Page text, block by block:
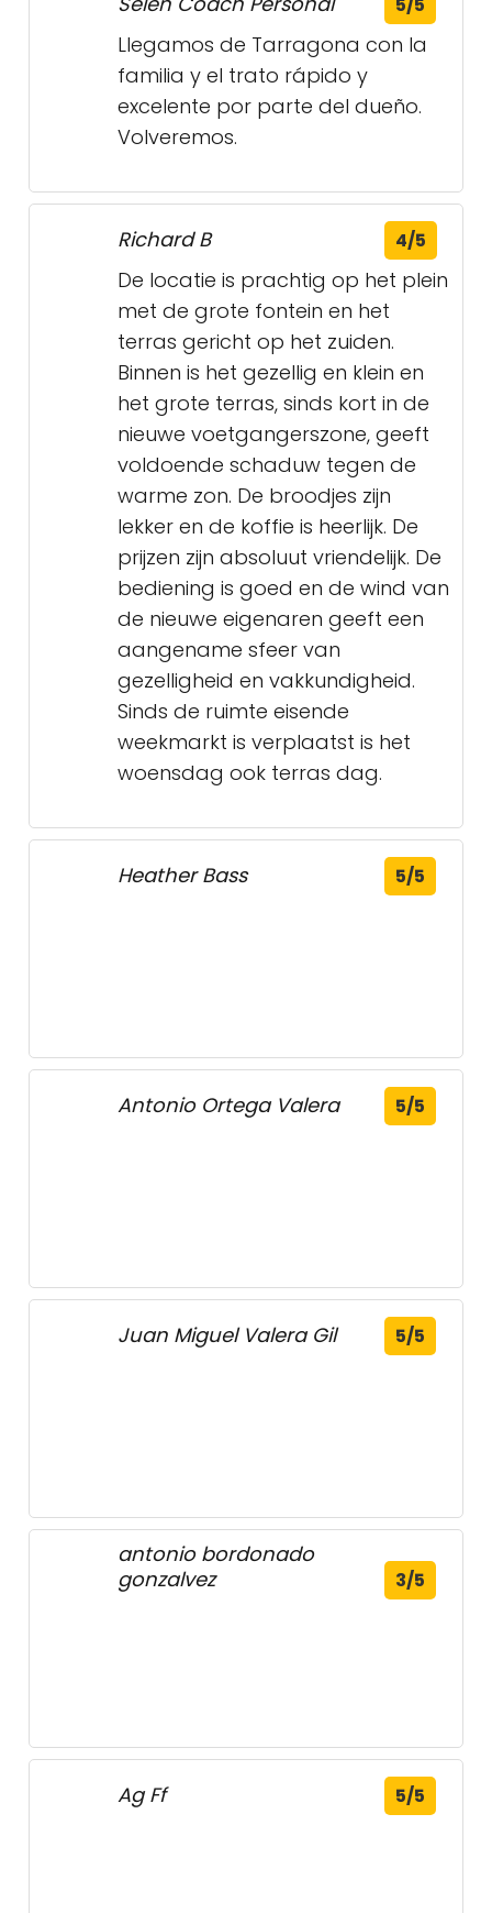
5/5
Llegamos de Tarragona con la
familia y el trato rápido y
excelente por parte del dueño.
Volveremos.
Richard B 4/5
De locatie is prachtig op het plein
met de grote fontein en het
terras gericht op het zuiden.
Binnen is het gezellig en klein en
het grote terras, sinds kort in de
nieuwe voetgangerszone, geeft
voldoende schaduw tegen de
warme zon. De broodjes zijn
lekker en de koffie is heerlijk. De
prijzen zijn absoluut vriendelijk. De
bediening is goed en de wind van
de nieuwe eigenaren geeft een
aangename sfeer van
gezelligheid en vakkundigheid.
Sinds de ruimte eisende
weekmarkt is verplaatst is het
woensdag ook terras dag.
Heather Bass 5/5
Antonio Ortega Valera 5/5
Juan Miguel Valera Gil 5/5
antonio bordonado
gonzalvez
3/5
Ag Ff 5/5